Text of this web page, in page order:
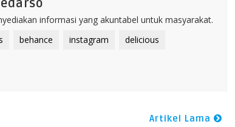
informasi yang akuntabel untuk masyarakat.
behance instagram delicious
Artikel Lama